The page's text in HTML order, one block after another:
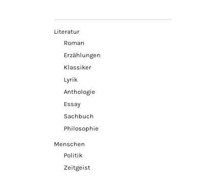
Literatur
Roman
Erzählungen
Klassiker
Lyrik
Anthologie
Essay
Sachbuch
Philosophie
Menschen
Politik
Zeitgeist